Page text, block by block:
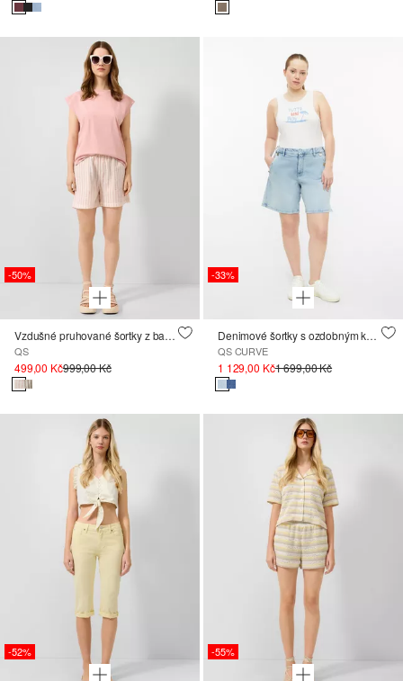
-50%
Vzdušné pruhované šortky z bavlny, s podšívkou
QS
499,00 Kč999,00 Kč
-33%
Denimové šortky s ozdobným knoflíkem
QS CURVE
1 129,00 Kč1 699,00 Kč
-52% -55%